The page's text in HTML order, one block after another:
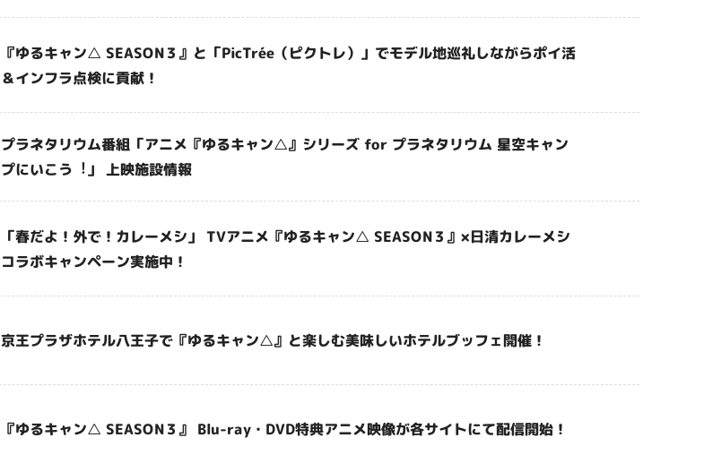
『ゆるキャン△ SEASON３』と「PicTrée（ピクトレ）」でモデル地巡礼しながらポイ活
＆インフラ点検に貢献！
プラネタリウム番組「アニメ『ゆるキャン△』シリーズ for プラネタリウム 星空キャン
プにいこう︕」 上映施設情報
「春だよ！外で！カレーメシ」 TVアニメ『ゆるキャン△ SEASON３』×日清カレーメシ
コラボキャンペーン実施中！
京王プラザホテル八王子で『ゆるキャン△』と楽しむ美味しいホテルブッフェ開催！
『ゆるキャン△ SEASON３』 Blu-ray・DVD特典アニメ映像が各サイトにて配信開始！